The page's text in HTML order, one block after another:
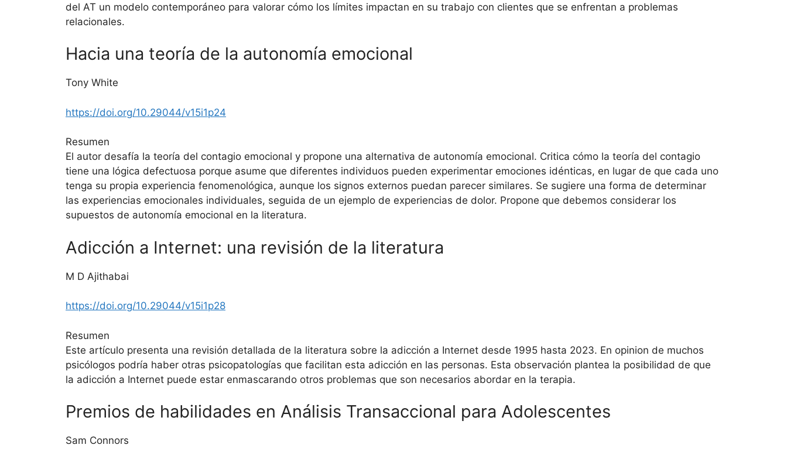
del AT un modelo contemporáneo para valorar cómo los límites impactan en su trabajo con clientes que se enfrentan a problemas
relacionales.
Hacia una teoría de la autonomía emocional
Tony White
https://doi.org/10.29044/v15i1p24
Resumen
El autor desafía la teoría del contagio emocional y propone una alternativa de autonomía emocional. Critica cómo la teoría del contagio
tiene una lógica defectuosa porque asume que diferentes individuos pueden experimentar emociones idénticas, en lugar de que cada uno
tenga su propia experiencia fenomenológica, aunque los signos externos puedan parecer similares. Se sugiere una forma de determinar
las experiencias emocionales individuales, seguida de un ejemplo de experiencias de dolor. Propone que debemos considerar los
supuestos de autonomía emocional en la literatura.
Adicción a Internet: una revisión de la literatura
M D Ajithabai
https://doi.org/10.29044/v15i1p28
Resumen
Este artículo presenta una revisión detallada de la literatura sobre la adicción a Internet desde 1995 hasta 2023. En opinion de muchos
psicólogos podría haber otras psicopatologías que facilitan esta adicción en las personas. Esta observación plantea la posibilidad de que
la adicción a Internet puede estar enmascarando otros problemas que son necesarios abordar en la terapia.
Premios de habilidades en Análisis Transaccional para Adolescentes
Sam Connors